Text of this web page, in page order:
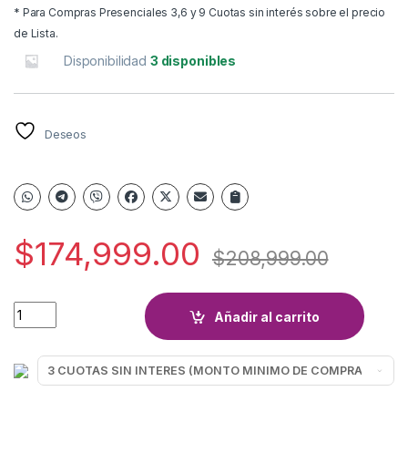
* Para Compras Presenciales 3,6 y 9 Cuotas sin interés sobre el precio
de Lista.
Disponibilidad 3 disponibles
Deseos
$174,999.00 $208,999.00
JUEGO PARLANTE PIONEER TS-A6968S 450W quantity
Añadir al carrito